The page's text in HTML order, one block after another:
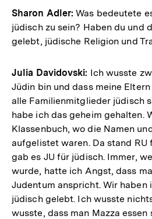
Sharon Adler: Was bedeutete
jüdisch zu sein? Haben du und
gelebt, jüdische Religion und
Julia Davidovski: Ich wusste
Jüdin bin und dass meine
alle Familienmitglieder jüdisch
habe ich das geheim gehalten.
Klassenbuch, wo die Namen
aufgelistet waren. Da stand RU
gab es JU für jüdisch. Immer,
wurde, hatte ich Angst, dass
Judentum anspricht. Wir haben
jüdisch gelebt. Ich wusste
wusste, dass man Mazza